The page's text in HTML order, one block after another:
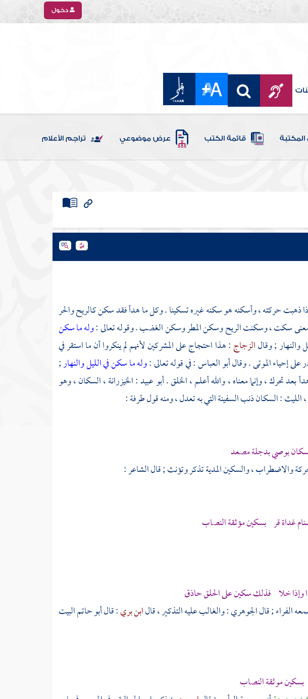
دخول
قائمة الكتب عرض موضوعي تراجم الأعلام
حركته ، وأسكنه هو سكنه غيره تسكينا . وكل ما هدأ فقد سكن كالريح والحر
سكت ، وسكنت الريح وسكن المطر وسكن الغضب . وقوله تعالى :وله ما سكن
والنهار ; وقالالزجاج: هذا احتجاج على المشركين لأنهم لم ينكروا أن ما استقر في
على إحياء الموتى . وقالأبو العباس: في قوله تعالى :وله ما سكن في الليل والنهار;
تحرك ، وإنما معناه ، والله أعلم ، الخلق .أبو عبيد: الخيزرانة ، السكان ، وهو
الليث: السكان ذنب السفينة التي به تعدل ، ومنه قولطرفة:
بوصي بدجلة مصعد
والاضطراب ، والسكين المدية تذكر وتؤنث ; قال الشاعر :
غداة قر بسكين مؤثقة النصاب
وإذا خلا فذلك سكين على الحلق حاذق
الفراء; قالالجوهري: والغالب عليه التذكير ، قالابن بري: قالأبو حاتمالبيت
بسكين موثقة النصاب